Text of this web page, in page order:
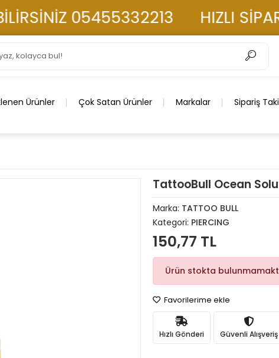
05455332213 HIZLI SİPARİŞ
Ürünler Çok Satan Ürünler Markalar Sipariş
TattooBull Ocean
Marka: TATTOO BULL
Kategori: PIERCING
150,77 TL
Ürün stokta
Favorilerime ekle
Hızlı Gönderi Güvenli Alışveriş